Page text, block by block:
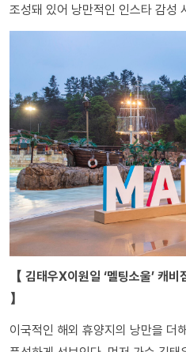
조성돼 있어 낭만적인 인스타 감성
【 김태우X이원일 ‘멜팅소울’ 캐
】
이국적인 해외 휴양지의 낭만을 더